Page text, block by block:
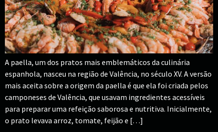
A paella, um dos pratos mais emblemáticos da culinária
espanhola, nasceu na região de Valência, no século XV. A versão
mais aceita sobre a origem da paella é que ela foi criada pelos
camponeses de Valência, que usavam ingredientes acessíveis
para preparar uma refeição saborosa e nutritiva. Inicialmente,
o prato levava arroz, tomate, feijão e […]